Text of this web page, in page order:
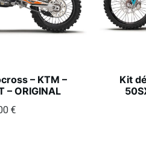
– KTM –
– ORIGINAL
€
Kit